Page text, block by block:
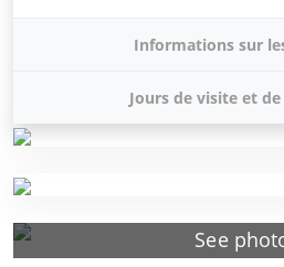
See
Informations sur
Jours de visite et